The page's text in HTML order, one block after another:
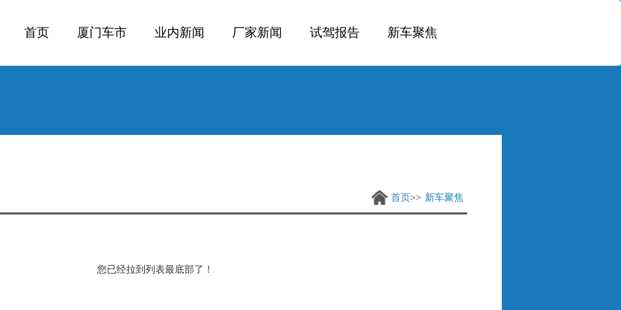
首页 厦门车市 业内新闻 厂家新闻 试驾报告 新车聚焦
首页 新车聚焦
您已经拉到列表最底部了！